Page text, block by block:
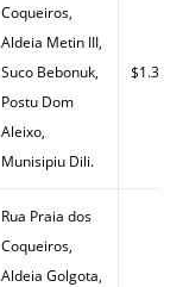
Coqueiros,
Aldeia Metin III,
Suco Bebonuk,
Postu Dom
Aleixo,
Munisipiu Dili.
$1.30
Rua Praia dos
Coqueiros,
Aldeia Golgota,